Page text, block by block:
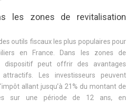
les zones de revitalisation
outils fiscaux les plus populaires pour
en France. Dans les zones de
dispositif peut offrir des avantages
Les investisseurs peuvent
allant jusqu’à 21% du montant de
sur une période de 12 ans, en